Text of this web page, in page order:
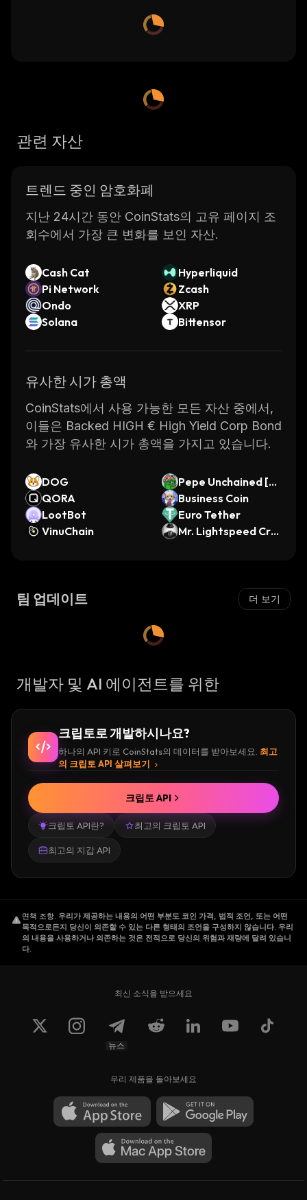
관련 자산
트렌드 중인 암호화폐
지난 24시간 동안 CoinStats의 고유 페이지 조
회수에서 가장 큰 변화를 보인 자산.
Cash Cat
Hyperliquid
Pi Network
Zcash
Ondo
XRP
Solana
Bittensor
유사한 시가 총액
CoinStats에서 사용 가능한 모든 자산 중에서,
이들은 Backed HIGH € High Yield Corp Bond
와 가장 유사한 시가 총액을 가지고 있습니다.
DOG
Pepe Unchained [O
LD]
QORA
Business Coin
LootBot
Euro Tether
VinuChain
Mr. Lightspeed Cre
팀 업데이트 더 보기
개발자 및 AI 에이전트를 위한
크립토로 개발하시나요?
하나의 API 키로 CoinStats의 데이터를 받아보세요. 최고
의 크립토 API 살펴보기
크립토 API란? 최고의 크립토 API
최고의 지갑 API
크립토 API
면책 조항. 우리가 제공하는 내용의 어떤 부분도 코인 가격, 법적 조언, 또는 어떤
목적으로든지 당신이 의존할 수 있는 다른 형태의 조언을 구성하지 않습니다. 우리
의 내용을 사용하거나 의존하는 것은 전적으로 당신의 위험과 재량에 달려 있습니
다.
최신 소식을 받으세요
뉴스
우리 제품을 돌아보세요